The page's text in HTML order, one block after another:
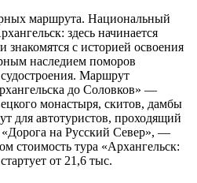
маршрута. Национальный
здесь начинается
знакомятся с историей освоения
наследием поморов
Маршрут
до Соловков» —
монастыря, скитов, дамбы
для автотуристов, проходящий
на Русский Север», —
стоимость тура «Архангельск:
от 21,6 тыс.